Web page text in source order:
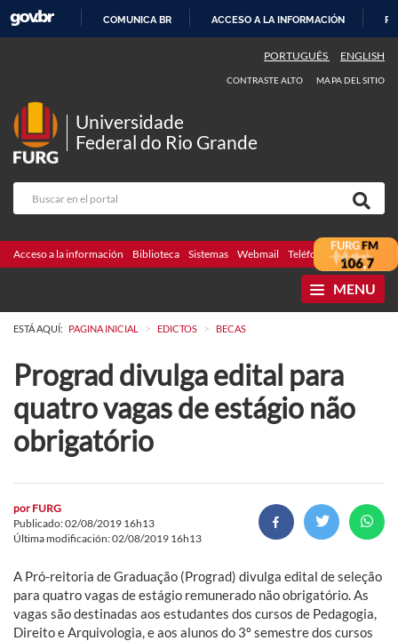
CONTENIDO
COMUNICA BR ACCESO A LA INFORMACIÓN
PORTUGUÊS ENGLISH
CONTRASTE ALTO MAPA DEL SITIO
Universidade
Federal do Rio Grande
Acceso a la información Biblioteca Sistemas Webmail Teléfonos Licitaciones
MENU
ESTÁ AQUÍ: PAGINA INICIAL > EDICTOS > BECAS
Prograd divulga edital para
quatro vagas de estágio não
obrigatório
por FURG
Publicado: 02/08/2019 16h13
Última modificación: 02/08/2019 16h13
A Pró-reitoria de Graduação (Prograd) divulga edital de seleção
para quatro vagas de estágio remunerado não obrigatório. As
vagas são destinadas aos estudantes dos cursos de Pedagogia,
Direito e Arquivologia, e aos alunos do 3º semestre dos cursos